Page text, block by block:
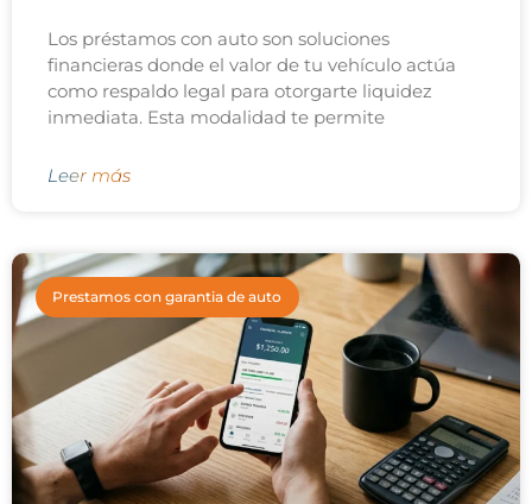
Los préstamos con auto son soluciones
financieras donde el valor de tu vehículo actúa
como respaldo legal para otorgarte liquidez
inmediata. Esta modalidad te permite
Leer más
Prestamos con garantia de auto